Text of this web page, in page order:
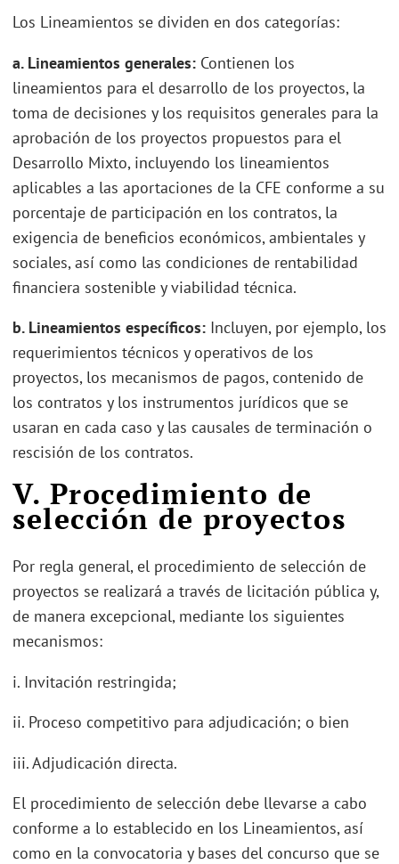
Los Lineamientos se dividen en dos categorías:
a. Lineamientos generales: Contienen los
lineamientos para el desarrollo de los proyectos, la
toma de decisiones y los requisitos generales para la
aprobación de los proyectos propuestos para el
Desarrollo Mixto, incluyendo los lineamientos
aplicables a las aportaciones de la CFE conforme a su
porcentaje de participación en los contratos, la
exigencia de beneficios económicos, ambientales y
sociales, así como las condiciones de rentabilidad
financiera sostenible y viabilidad técnica.
b. Lineamientos específicos: Incluyen, por ejemplo, los
requerimientos técnicos y operativos de los
proyectos, los mecanismos de pagos, contenido de
los contratos y los instrumentos jurídicos que se
usaran en cada caso y las causales de terminación o
rescisión de los contratos.
V. Procedimiento de
selección de proyectos
Por regla general, el procedimiento de selección de
proyectos se realizará a través de licitación pública y,
de manera excepcional, mediante los siguientes
mecanismos:
i. Invitación restringida;
ii. Proceso competitivo para adjudicación; o bien
iii. Adjudicación directa.
El procedimiento de selección debe llevarse a cabo
conforme a lo establecido en los Lineamientos, así
como en la convocatoria y bases del concurso que se